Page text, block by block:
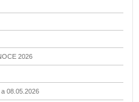
2026
08.05.2026